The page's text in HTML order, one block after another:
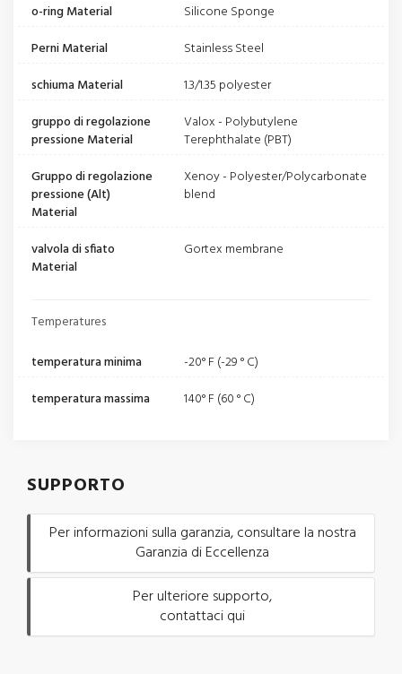
o-ring Material
Silicone Sponge
Perni Material
Stainless Steel
schiuma Material
1.3/1.35 polyester
gruppo di regolazione
pressione Material
Valox - Polybutylene
Terephthalate (PBT)
Gruppo di regolazione
pressione (Alt)
Material
Xenoy - Polyester/Polycarbonate
blend
valvola di sfiato
Material
Gortex membrane
Temperatures
temperatura minima
-20° F (-29 ° C)
temperatura massima
140° F (60 ° C)
SUPPORTO
Per informazioni sulla garanzia, consultare la nostra
Garanzia di Eccellenza
Per ulteriore supporto,
contattaci qui